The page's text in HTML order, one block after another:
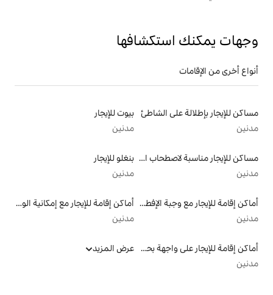
بيوت للإيجار
مدنين
مساكن للإيجار مناسبة لاصطحاب الحيوانات الأليفة بنغلو للإيجار
مدنين
أماكن إقامة للإيجار مع وجبة الإفطار
أماكن إقامة للإيجار مع إمكانية الوصول إلى الشاطئ
مدنين
أماكن إقامة للإيجار على واجهة بحرية عرض المزيد